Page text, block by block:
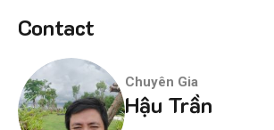
Contact
Chuyên Gia
Hậu Trần